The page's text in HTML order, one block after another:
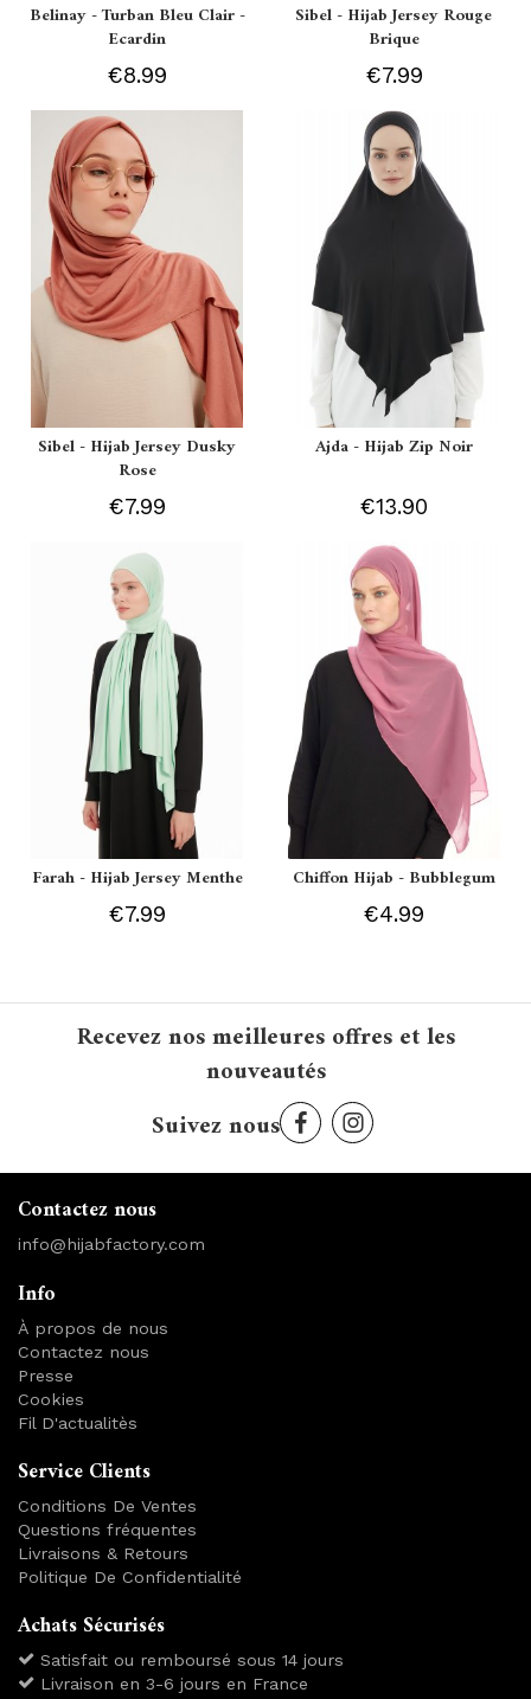
Belinay - Turban Bleu Clair -
Ecardin
€8.99
Sibel - Hijab Jersey Rouge
Brique
€7.99
Sibel - Hijab Jersey Dusky
Rose
€7.99
Ajda - Hijab Zip Noir
€13.90
Farah - Hijab Jersey Menthe
€7.99
Chiffon Hijab - Bubblegum
€4.99
Recevez nos meilleures offres et les
nouveautés
Suivez nous
Contactez nous
info@hijabfactory.com
Info
À propos de nous
Contactez nous
Presse
Cookies
Fil D'actualitès
Service Clients
Conditions De Ventes
Questions fréquentes
Livraisons & Retours
Politique De Confidentialité
Achats Sécurisés
Satisfait ou remboursé sous 14 jours
Livraison en 3-6 jours en France